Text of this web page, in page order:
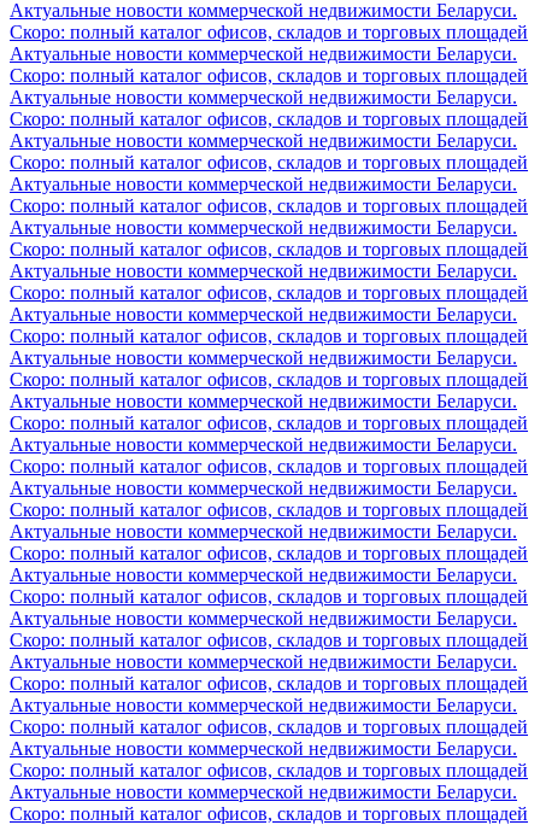
Актуальные новости коммерческой недвижимости Беларуси.
Скоро: полный каталог офисов, складов и торговых площадей
Актуальные новости коммерческой недвижимости Беларуси.
Скоро: полный каталог офисов, складов и торговых площадей
Актуальные новости коммерческой недвижимости Беларуси.
Скоро: полный каталог офисов, складов и торговых площадей
Актуальные новости коммерческой недвижимости Беларуси.
Скоро: полный каталог офисов, складов и торговых площадей
Актуальные новости коммерческой недвижимости Беларуси.
Скоро: полный каталог офисов, складов и торговых площадей
Актуальные новости коммерческой недвижимости Беларуси.
Скоро: полный каталог офисов, складов и торговых площадей
Актуальные новости коммерческой недвижимости Беларуси.
Скоро: полный каталог офисов, складов и торговых площадей
Актуальные новости коммерческой недвижимости Беларуси.
Скоро: полный каталог офисов, складов и торговых площадей
Актуальные новости коммерческой недвижимости Беларуси.
Скоро: полный каталог офисов, складов и торговых площадей
Актуальные новости коммерческой недвижимости Беларуси.
Скоро: полный каталог офисов, складов и торговых площадей
Актуальные новости коммерческой недвижимости Беларуси.
Скоро: полный каталог офисов, складов и торговых площадей
Актуальные новости коммерческой недвижимости Беларуси.
Скоро: полный каталог офисов, складов и торговых площадей
Актуальные новости коммерческой недвижимости Беларуси.
Скоро: полный каталог офисов, складов и торговых площадей
Актуальные новости коммерческой недвижимости Беларуси.
Скоро: полный каталог офисов, складов и торговых площадей
Актуальные новости коммерческой недвижимости Беларуси.
Скоро: полный каталог офисов, складов и торговых площадей
Актуальные новости коммерческой недвижимости Беларуси.
Скоро: полный каталог офисов, складов и торговых площадей
Актуальные новости коммерческой недвижимости Беларуси.
Скоро: полный каталог офисов, складов и торговых площадей
Актуальные новости коммерческой недвижимости Беларуси.
Скоро: полный каталог офисов, складов и торговых площадей
Актуальные новости коммерческой недвижимости Беларуси.
Скоро: полный каталог офисов, складов и торговых площадей